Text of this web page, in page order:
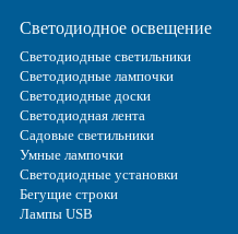
Светодиодное освещение
Светодиодные светильники
Светодиодные лампочки
Светодиодные доски
Светодиодная лента
Садовые светильники
Умные лампочки
Светодиодные установки
Бегущие строки
Лампы USB